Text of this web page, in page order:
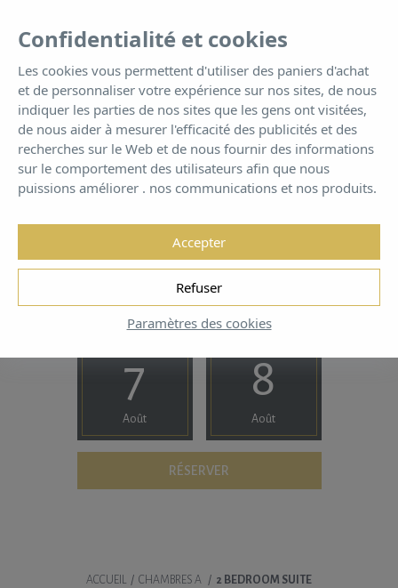
2 Bedroom Suite
Mieux qu’un hôtel ... tu ne veux pas rentrer à la maison
Réservez dès maintenant pour
GARANTIE DU MEILLEUR PRIX!
7
Août
8
Août
ACCUEIL / CHAMBRES A / 2 BEDROOM SUITE
Confidentialité et cookies
Les cookies vous permettent d'utiliser des paniers d'achat
et de personnaliser votre expérience sur nos sites, de nous
indiquer les parties de nos sites que les gens ont visitées,
de nous aider à mesurer l'efficacité des publicités et des
recherches sur le Web et de nous fournir des informations
sur le comportement des utilisateurs afin que nous
puissions améliorer . nos communications et nos produits.
Paramètres des cookies
Refuser
Accepter